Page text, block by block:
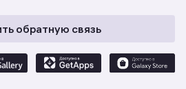
обратную связь